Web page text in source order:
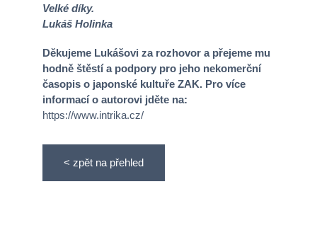
Velké díky.
Lukáš Holinka
Děkujeme Lukášovi za rozhovor a přejeme mu
hodně štěstí a podpory pro jeho nekomerční
časopis o japonské kultuře ZAK. Pro více
informací o autorovi jděte na:
https://www.intrika.cz/
< zpět na přehled